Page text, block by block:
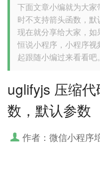
下面文章小编就为大
时不支持箭头函数，默
现在就分享给大家，
恒说小程序，小程序
起跟随小编过来看看吧。
uglifyjs 压缩
数，默认参数
作者：微信小程序